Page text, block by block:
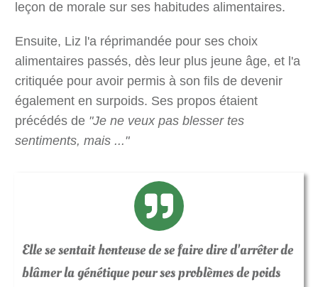
leçon de morale sur ses habitudes alimentaires.
Ensuite, Liz l'a réprimandée pour ses choix
alimentaires passés, dès leur plus jeune âge, et l'a
critiquée pour avoir permis à son fils de devenir
également en surpoids. Ses propos étaient
précédés de "Je ne veux pas blesser tes
sentiments, mais ..."
Elle se sentait honteuse de se faire dire d'arrêter de
blâmer la génétique pour ses problèmes de poids